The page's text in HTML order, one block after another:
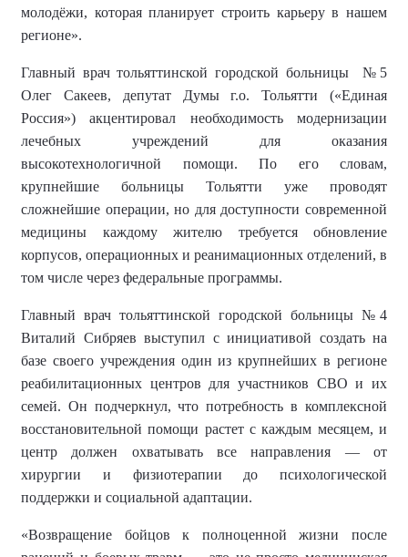
молодёжи, которая планирует строить карьеру в нашем
регионе».
Главный врачтольяттинской городской больницы
№5
Олег Сакеев, депутат Думы г.о. Тольятти («Единая
Россия»)
акцентировал необходимость модернизации
лечебных учреждений для оказания
высокотехнологичной помощи. По его словам,
крупнейшие больницы Тольятти уже проводят
сложнейшие операции, но для доступности современной
медицины каждому жителю требуется обновление
корпусов, операционных и реанимационных отделений, в
том числе через федеральные программы.
Главный врач тольяттинской городской больницы №4
Виталий Сибряев выступил с инициативой создать на
базе своего учреждения один из крупнейших в регионе
реабилитационных центров для участников СВО и их
семей. Он подчеркнул, что потребность в комплексной
восстановительной помощи растет с каждым месяцем, и
центр должен охватывать все направления — от
хирургии и физиотерапии до психологической
поддержки и социальной адаптации.
«Возвращение бойцов к полноценной жизни после